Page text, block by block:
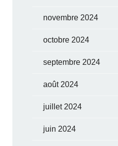
novembre 2024
octobre 2024
septembre 2024
août 2024
juillet 2024
juin 2024